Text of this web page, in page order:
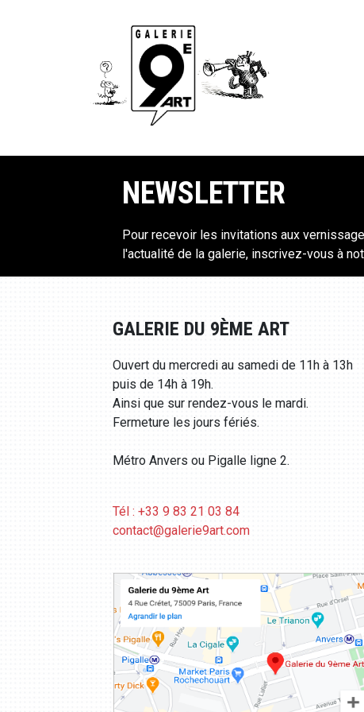
NEWSLETTER
Pour recevoir les invitations aux
l'actualité de la galerie, inscrivez-vous à
GALERIE DU 9ÈME ART
Ouvert du mercredi au samedi de 11h à 13h
puis de 14h à 19h.
Ainsi que sur rendez-vous le mardi.
Fermeture les jours fériés.
Métro Anvers ou Pigalle ligne 2.
Tél : +33 9 83 21 03 84
contact@galerie9art.com